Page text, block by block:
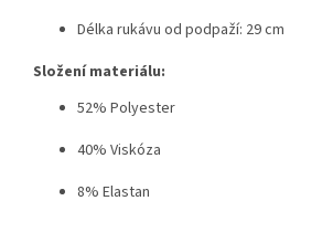
Délka rukávu od podpaží: 29 cm
Složení materiálu:
52% Polyester
40% Viskóza
8% Elastan